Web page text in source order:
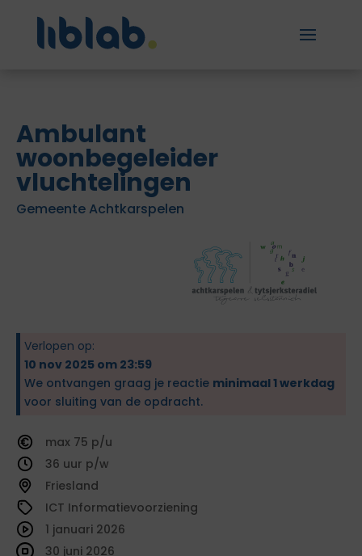
Ambulant
woonbegeleider
vluchtelingen
Gemeente Achtkarspelen
Verlopen op:
10 nov 2025 om 23:59
We ontvangen graag je reactie minimaal 1 werkdag
voor sluiting van de opdracht.
75
36
Friesland
ICT Informatievoorziening
1 januari 2026
30 juni 2026